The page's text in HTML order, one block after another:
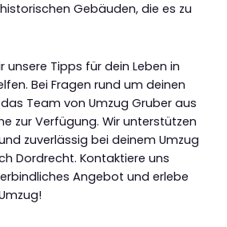
Gebäuden, die es zu
unsere Tipps für dein Leben in
Bei Fragen rund um deinen
Team von Umzug Gruber aus
zur Verfügung. Wir unterstützen
zuverlässig bei deinem Umzug
Dordrecht. Kontaktiere uns
Angebot und erlebe